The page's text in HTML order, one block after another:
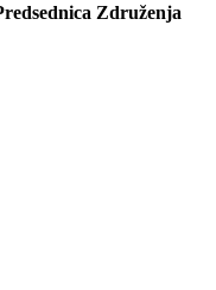
Združenja